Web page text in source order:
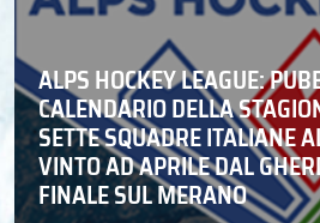
ALPS HOCKEY LEAGUE:
CALENDARIO DELLA
SETTE SQUADRE ITALIANE
VINTO AD APRILE DAL
FINALE SUL MERANO